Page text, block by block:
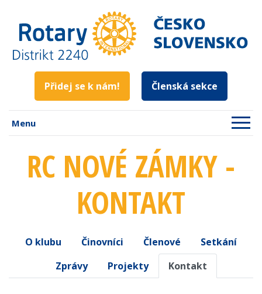
Přidej se k nám! Členská sekce
Menu
RC NOVÉ ZÁMKY -
KONTAKT
O klubu Činovníci Členové
Setkání
Zprávy
Projekty Kontakt